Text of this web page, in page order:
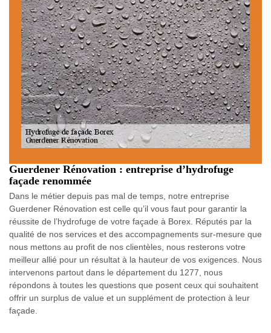
Guerdener Rénovation : entreprise d’hydrofuge
façade renommée
Dans le métier depuis pas mal de temps, notre entreprise
Guerdener Rénovation est celle qu’il vous faut pour garantir la
réussite de l’hydrofuge de votre façade à Borex. Réputés par la
qualité de nos services et des accompagnements sur-mesure que
nous mettons au profit de nos clientèles, nous resterons votre
meilleur allié pour un résultat à la hauteur de vos exigences. Nous
intervenons partout dans le département du 1277, nous
répondons à toutes les questions que posent ceux qui souhaitent
offrir un surplus de value et un supplément de protection à leur
façade.